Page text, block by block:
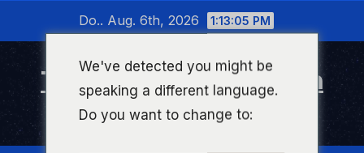
wechseln
Do.. Aug. 6th, 2026 1:13:05 PM
Timeline Bad Kreuznach
Infonetzwerk für Bad Kreuznach
We've detected you might be
speaking a different language.
Do you want to change to: